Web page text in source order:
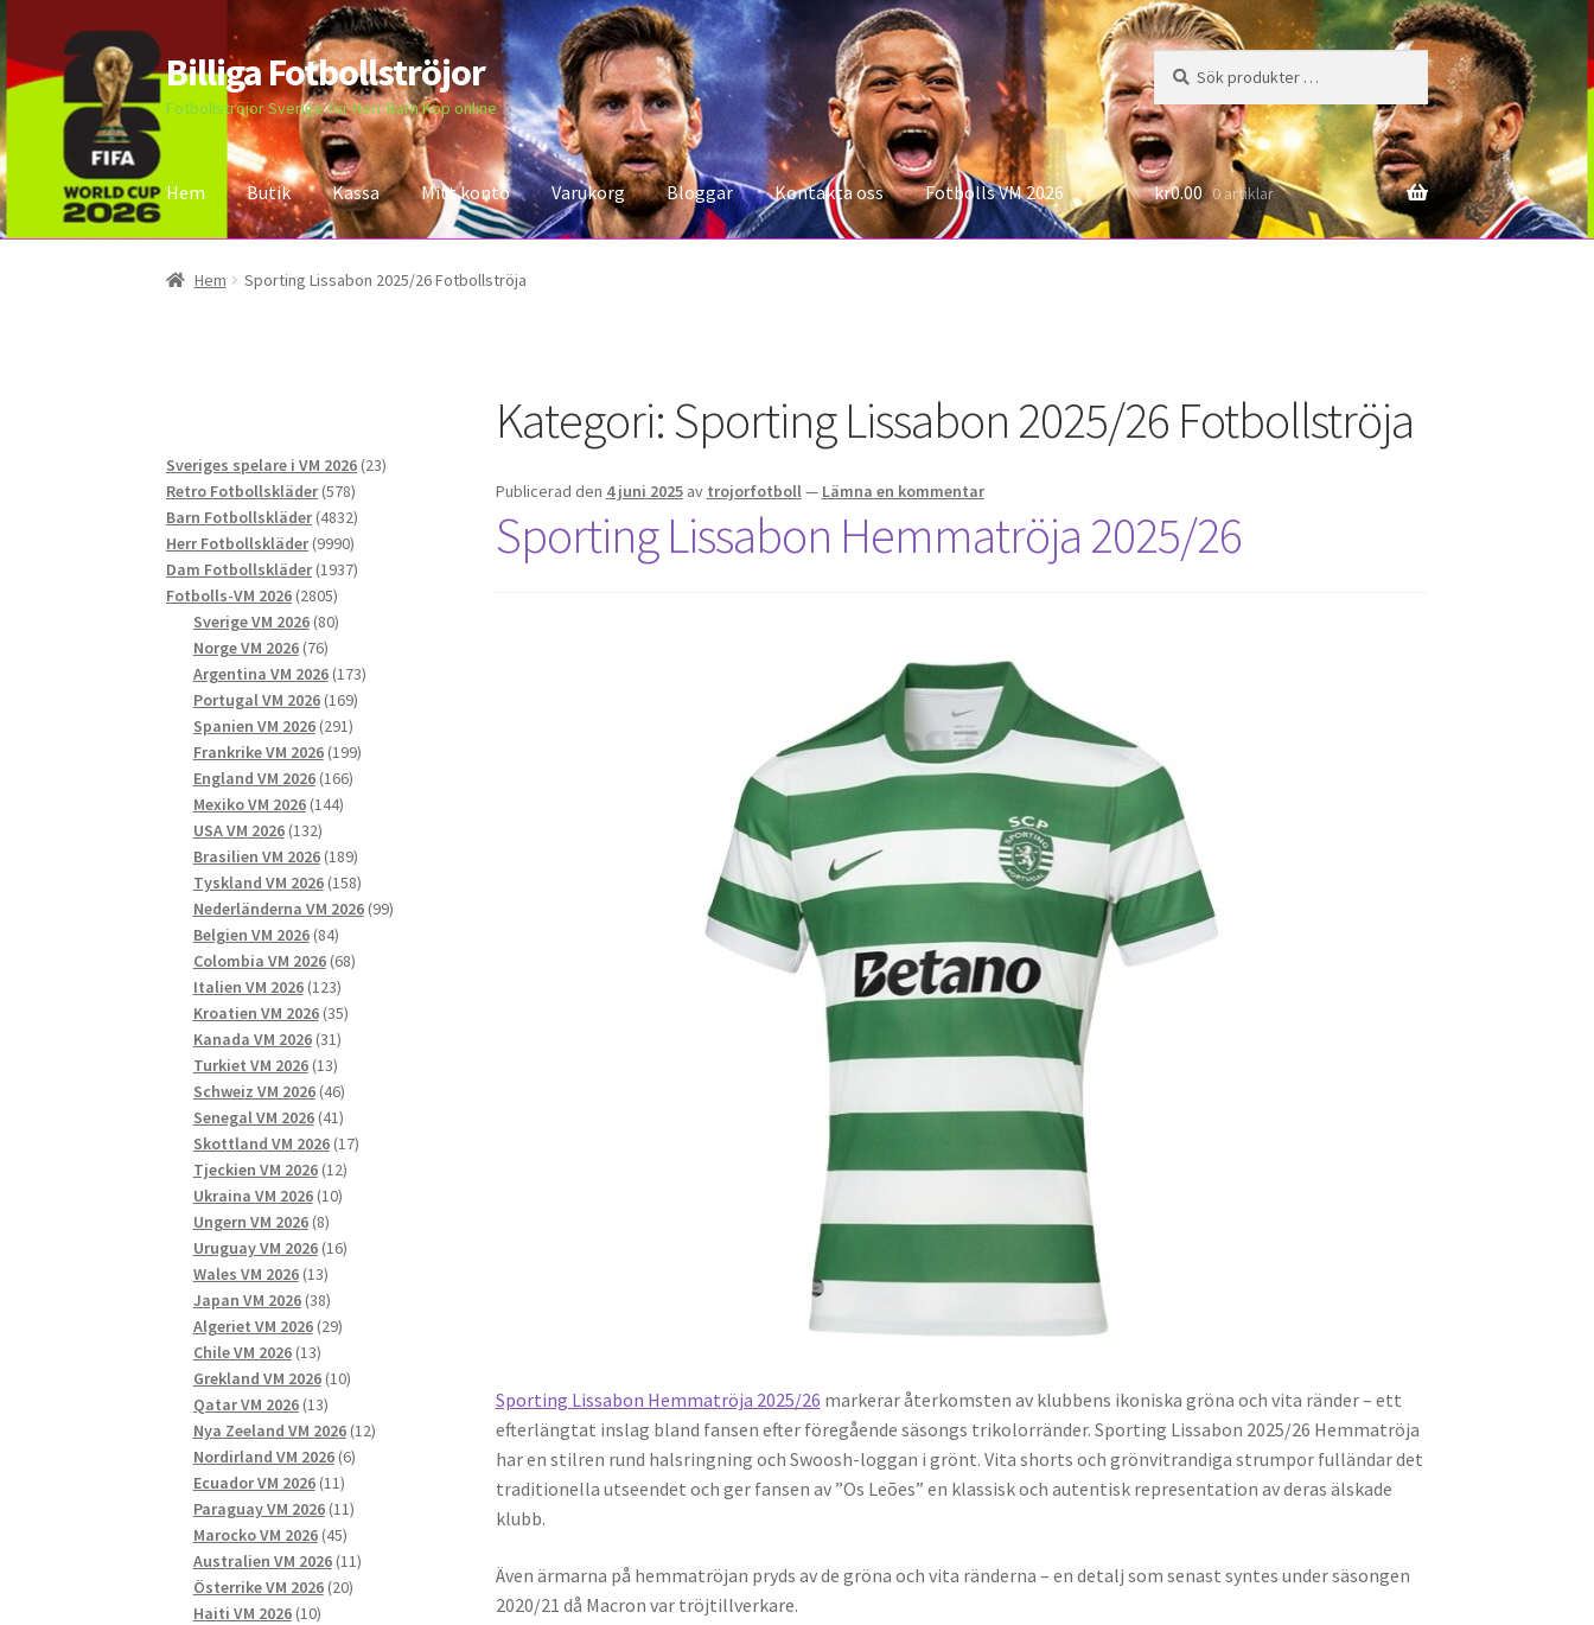
Hoppa
till
navigering
Hoppa
till
innehåll
Billiga Fotbollströjor
Fotbollströjor Sverige för Herr Barn Köp online
Sök
efter:
Sök
Hem Butik Kassa Mitt konto Varukorg Bloggar Kontakta oss Fotbolls VM 2026
Hem Bloggar Butik Kassa Kontakta oss Mitt konto
kr0.00 0 artiklar
Hem Sporting Lissabon 2025/26 Fotbollströja
Kategori:Sporting Lissabon 2025/26 Fotbollströja
Publicerad den 4 juni 2025 av trojorfotboll— Lämna en kommentar
Sporting Lissabon Hemmatröja 2025/26
Sporting Lissabon Hemmatröja 2025/26 markerar återkomsten av klubbens ikoniska gröna och vita ränder – ett
efterlängtat inslag bland fansen efter föregående säsongs trikolorränder. Sporting Lissabon 2025/26 Hemmatröja
har en stilren rund halsringning och Swoosh-loggan i grönt. Vita shorts och grönvitrandiga strumpor fulländar det
traditionella utseendet och ger fansen av ”Os Leões” en klassisk och autentisk representation av deras älskade
klubb.
Även ärmarna på hemmatröjan pryds av de gröna och vita ränderna – en detalj som senast syntes under säsongen
2020/21 då Macron var tröjtillverkare.
Sveriges spelare i VM 2026 2323
Retro Fotbollskläder 578578
produkter
Barn Fotbollskläder 48324832
produkter
Herr Fotbollskläder 99909990
produkter
Dam Fotbollskläder 19371937
Fotbolls-VM 2026 28052805
produkter
Sverige VM 2026 8080
Norge VM 2026 7676
produkter
Argentina VM 2026 173173
Portugal VM 2026 169169
produkter
Spanien VM 2026 291291
produkter
Frankrike VM 2026 199199
England VM 2026 166166
Mexiko VM 2026 144144
USA VM 2026 132132
produkter
Brasilien VM 2026 189189
produkter
Tyskland VM 2026 158158
produkter
Nederländerna VM 2026 9999
Belgien VM 2026 8484
produkter
Colombia VM 2026 6868
Italien VM 2026 123123
produkter
Kroatien VM 2026 3535
Kanada VM 2026 3131
produkter
Turkiet VM 2026 1313
produkter
Schweiz VM 2026 4646
produkter
Senegal VM 2026 4141
produkter
Skottland VM 2026 1717
Tjeckien VM 2026 1212
produkter
Ukraina VM 2026 1010
Ungern VM 2026 88
produkter
Uruguay VM 2026 1616
Wales VM 2026 1313
produkter
Japan VM 2026 3838
produkter
Algeriet VM 2026 2929
Chile VM 2026 1313
produkter
Grekland VM 2026 1010
Qatar VM 2026 1313
produkter
Nya Zeeland VM 2026 1212
Nordirland VM 2026 66
Ecuador VM 2026 1111
produkter
Paraguay VM 2026 1111
Marocko VM 2026 4545
produkter
Australien VM 2026 1111
Österrike VM 2026 2020
Haiti VM 2026 1010